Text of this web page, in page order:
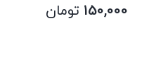
150,000 تومان